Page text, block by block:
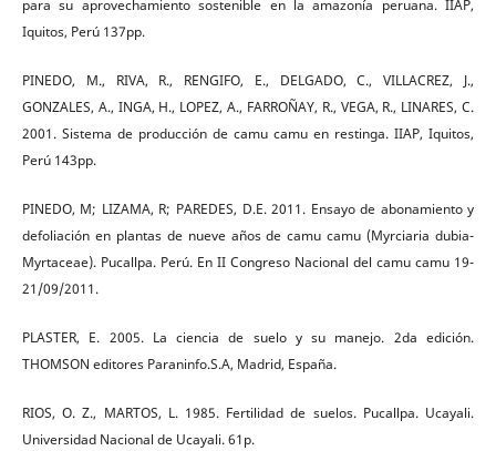
para su aprovechamiento sostenible en la amazonía peruana. IIAP,
Iquitos, Perú 137pp.
PINEDO, M., RIVA, R., RENGIFO, E., DELGADO, C., VILLACREZ, J.,
GONZALES, A., INGA, H., LOPEZ, A., FARROÑAY, R., VEGA, R., LINARES, C.
2001. Sistema de producción de camu camu en restinga. IIAP, Iquitos,
Perú 143pp.
PINEDO, M; LIZAMA, R; PAREDES, D.E. 2011. Ensayo de abonamiento y
defoliación en plantas de nueve años de camu camu (Myrciaria dubia-
Myrtaceae). Pucallpa. Perú. En II Congreso Nacional del camu camu 19-
21/09/2011.
PLASTER, E. 2005. La ciencia de suelo y su manejo. 2da edición.
THOMSON editores Paraninfo.S.A, Madrid, España.
RIOS, O. Z., MARTOS, L. 1985. Fertilidad de suelos. Pucallpa. Ucayali.
Universidad Nacional de Ucayali. 61p.